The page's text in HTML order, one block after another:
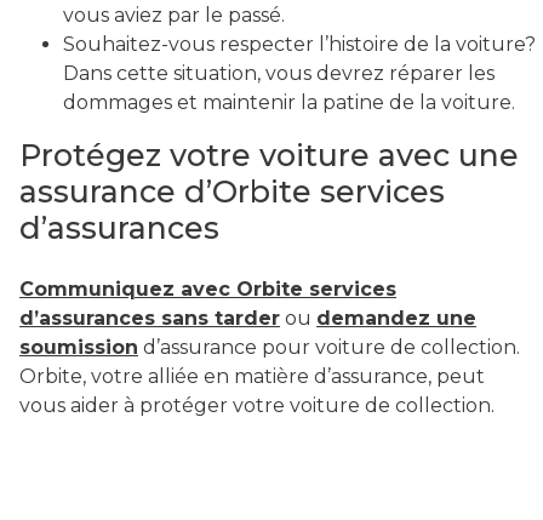
vous aviez par le passé.
Souhaitez-vous respecter l’histoire de la voiture?
Dans cette situation, vous devrez réparer les
dommages et maintenir la patine de la voiture.
Protégez votre voiture avec une
assurance d’Orbite services
d’assurances
Communiquez avec Orbite services
d’assurances sans tarder ou demandez une
soumission d’assurance pour voiture de collection.
Orbite, votre alliée en matière d’assurance, peut
vous aider à protéger votre voiture de collection.